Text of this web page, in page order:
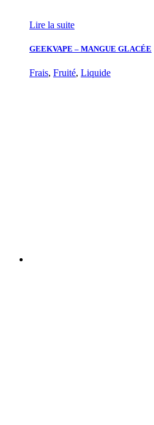
Lire la suite
GEEKVAPE – MANGUE GLACÉE
Frais, Fruité, Liquide